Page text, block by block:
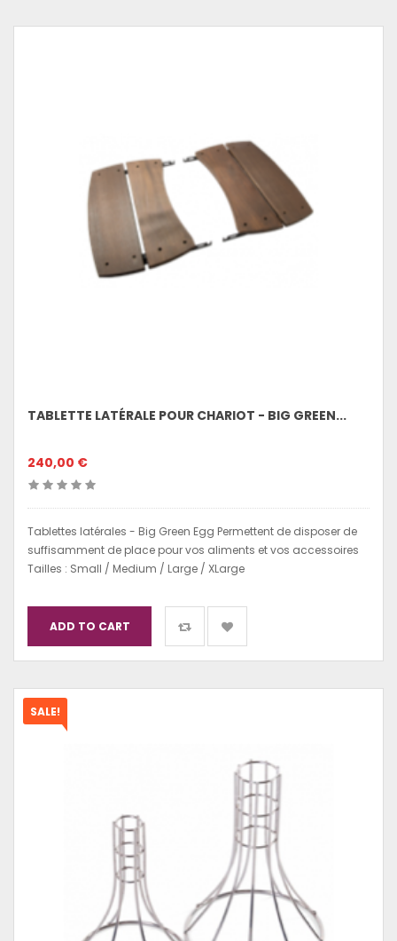
TABLETTE LATÉRALE POUR CHARIOT - BIG GREEN...
240,00 €
Tablettes latérales - Big Green Egg Permettent de disposer de
suffisamment de place pour vos aliments et vos accessoires
Tailles : Small / Medium / Large / XLarge
ADD TO CART
SALE!